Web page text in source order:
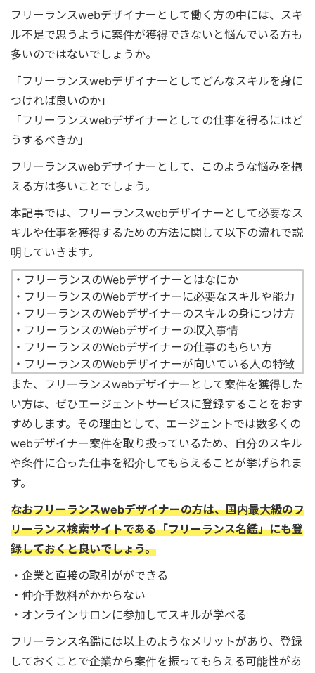
フリーランスwebデザイナーとして働く方の中には、スキ
ル不足で思うように案件が獲得できないと悩んでいる方も
多いのではないでしょうか。
「フリーランスwebデザイナーとしてどんなスキルを身に
つければ良いのか」
「フリーランスwebデザイナーとしての仕事を得るにはど
うするべきか」
フリーランスwebデザイナーとして、このような悩みを抱
える方は多いことでしょう。
本記事では、フリーランスwebデザイナーとして必要なス
キルや仕事を獲得するための方法に関して以下の流れで説
明していきます。
・フリーランスのWebデザイナーとはなにか
・フリーランスのWebデザイナーに必要なスキルや能力
・フリーランスのWebデザイナーのスキルの身につけ方
・フリーランスのWebデザイナーの収入事情
・フリーランスのWebデザイナーの仕事のもらい方
・フリーランスのWebデザイナーが向いている人の特徴
また、フリーランスwebデザイナーとして案件を獲得した
い方は、ぜひエージェントサービスに登録することをおす
すめします。その理由として、エージェントでは数多くの
webデザイナー案件を取り扱っているため、自分のスキル
や条件に合った仕事を紹介してもらえることが挙げられま
す。
なおフリーランスwebデザイナーの方は、国内最大級のフ
リーランス検索サイトである「フリーランス名鑑」にも登
録しておくと良いでしょう。
・企業と直接の取引がができる
・仲介手数料がかからない
・オンラインサロンに参加してスキルが学べる
フリーランス名鑑には以上のようなメリットがあり、登録
しておくことで企業から案件を振ってもらえる可能性があ